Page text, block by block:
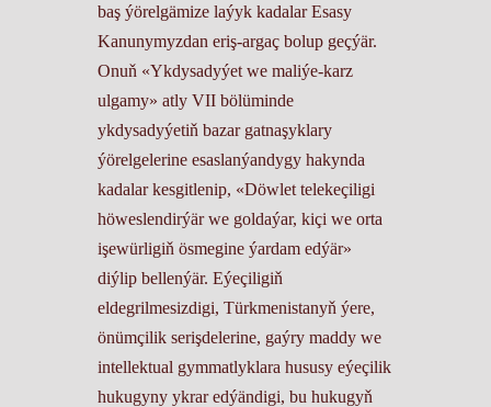
baş ýörelgämize laýyk kadalar Esasy
Kanunymyzdan eriş-argaç bolup geçýär.
Onuň «Ykdysadyýet we maliýe-karz
ulgamy» atly VII bölüminde
ykdysadyýetiň bazar gatnaşyklary
ýörelgelerine esaslanýandygy hakynda
kadalar kesgitlenip, «Döwlet telekeçiligi
höweslendirýär we goldaýar, kiçi we orta
işewürligiň ösmegine ýardam edýär»
diýlip bellenýär. Eýeçiligiň
eldegrilmesizdigi, Türkmenistanyň ýere,
önümçilik serişdelerine, gaýry maddy we
intellektual gymmatlyklara hususy eýeçilik
hukugyny ykrar edýändigi, bu hukugyň